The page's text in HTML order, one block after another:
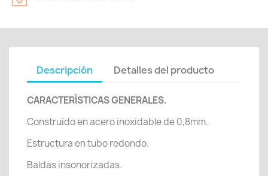
Descripción Detalles del producto
CARACTERÍSTICAS GENERALES.
Construido en acero inoxidable de 0,8mm.
Estructura en tubo redondo.
Baldas insonorizadas.